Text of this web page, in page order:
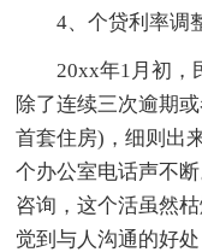
4、个贷利率调
20xx年1月初，
除了连续三次逾期
首套住房)，细则出
个办公室电话声不
咨询，这个活虽然
觉到与人沟通的好